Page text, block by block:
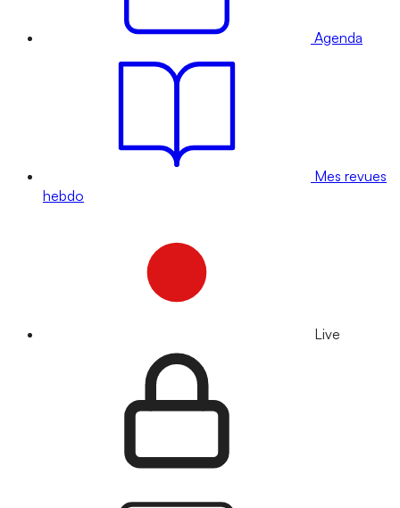
Agenda
Mes revues
hebdo
Live